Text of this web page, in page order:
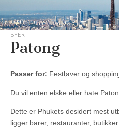
BYER
Patong
Passer for: Festløver og
Du vil enten elske eller hate
Dette er Phukets desidert mest
ligger barer, restauranter,